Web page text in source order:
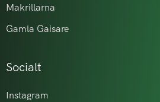
Makrillarna
Gamla Gaisare
Socialt
Instagram